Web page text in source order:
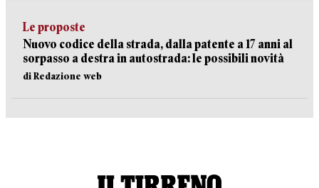
Le proposte
Nuovo codice della strada, dalla patente a 17 anni al
sorpasso a destra in autostrada: le possibili novità
di Redazione web